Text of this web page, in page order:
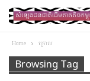
Home ក្រោល
Browsing Tag